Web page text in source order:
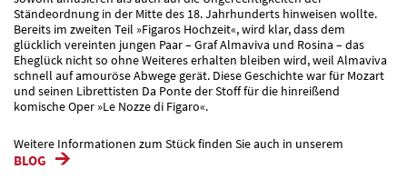
Ständeordnung in der Mitte des 18. Jahrhunderts hinweisen wollte.
Bereits im zweiten Teil »Figaros Hochzeit«, wird klar, dass dem
glücklich vereinten jungen Paar – Graf Almaviva und Rosina – das
Eheglück nicht so ohne Weiteres erhalten bleiben wird, weil Almaviva
schnell auf amouröse Abwege gerät. Diese Geschichte war für Mozart
und seinen Librettisten Da Ponte der Stoff für die hinreißend
komische Oper »Le Nozze di Figaro«.
Weitere Informationen zum Stück finden Sie auch in unserem
BLOG